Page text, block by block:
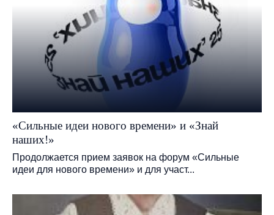
«Сильные идеи нового времени» и «Знай
наших!»
Продолжается прием заявок на форум «Сильные
идеи для нового времени» и для участ...